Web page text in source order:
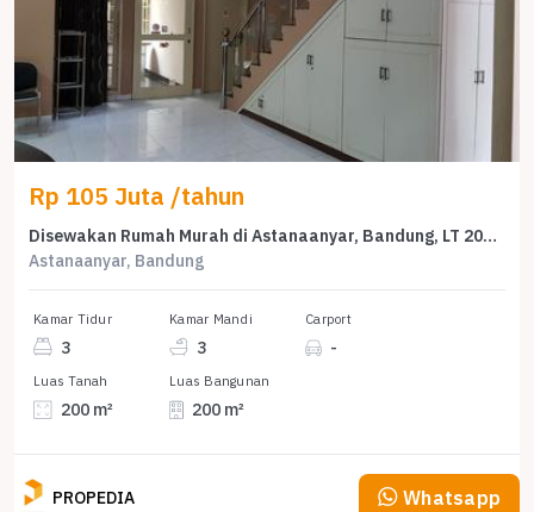
Rp 105 Juta /tahun
Disewakan Rumah Murah di Astanaanyar, Bandung, LT 200m²
Astanaanyar, Bandung
Kamar Tidur
3
Kamar Mandi
3
Carport
-
Luas Tanah
200 m²
Luas Bangunan
200 m²
PROPEDIA Whatsapp